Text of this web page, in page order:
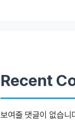
Recent
보여줄 댓글이 없습니